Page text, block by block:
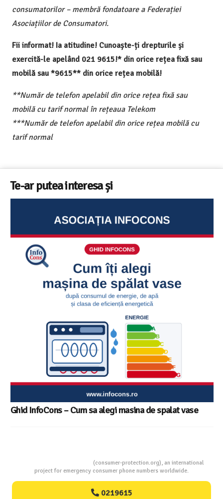
consumatorilor – membră fondatoare a Federației
Asociațiilor de Consumatori.
Fii informat! Ia atitudine! Cunoaște-ți drepturile și
exercită-le apelând 021 9615!* din orice rețea fixă sau
mobilă sau *9615** din orice rețea mobilă!
**Număr de telefon apelabil din orice rețea fixă sau
mobilă cu tarif normal în rețeaua Telekom
***Număr de telefon apelabil din orice rețea mobilă cu
tarif normal
Te-ar putea interesa și
Sunetul la televizor- 8 sfaturi utile ca să auzi clar fiecare
replică – ghid InfoCons
(consumer-protection.org), an international
project for emergency consumer phone numbers worldwide.
0219615